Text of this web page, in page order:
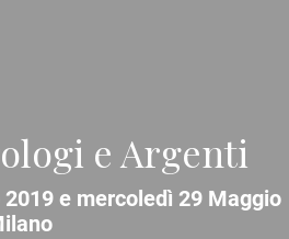
e Argenti
e mercoledì 29 Maggio